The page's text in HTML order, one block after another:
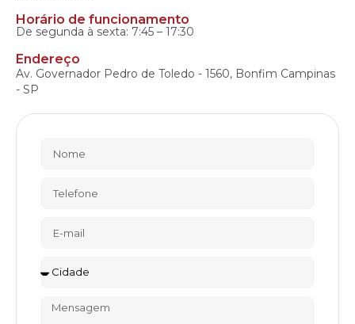
Horário de funcionamento
De segunda à sexta: 7:45 – 17:30
Endereço
Av. Governador Pedro de Toledo - 1560, Bonfim Campinas
- SP